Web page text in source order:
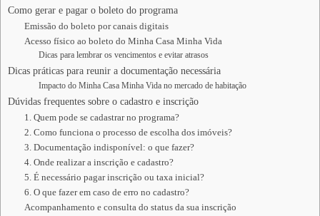
Como gerar e pagar o boleto do programa
Emissão do boleto por canais digitais
Acesso físico ao boleto do Minha Casa Minha Vida
Dicas para lembrar os vencimentos e evitar atrasos
Dicas práticas para reunir a documentação necessária
Impacto do Minha Casa Minha Vida no mercado de habitação
Dúvidas frequentes sobre o cadastro e inscrição
1. Quem pode se cadastrar no programa?
2. Como funciona o processo de escolha dos imóveis?
3. Documentação indisponível: o que fazer?
4. Onde realizar a inscrição e cadastro?
5. É necessário pagar inscrição ou taxa inicial?
6. O que fazer em caso de erro no cadastro?
Acompanhamento e consulta do status da sua inscrição